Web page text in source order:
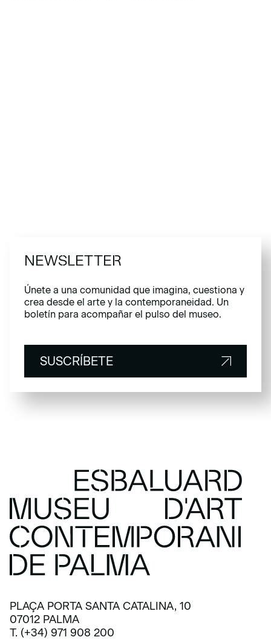
NEWSLETTER
Únete a una comunidad que imagina, cuestiona y
crea desde el arte y la contemporaneidad. Un
boletín para acompañar el pulso del museo.
SUSCRÍBETE
SUSCRÍBETE
PLAÇA PORTA SANTA CATALINA, 10
07012 PALMA
T. (+34) 971 908 200